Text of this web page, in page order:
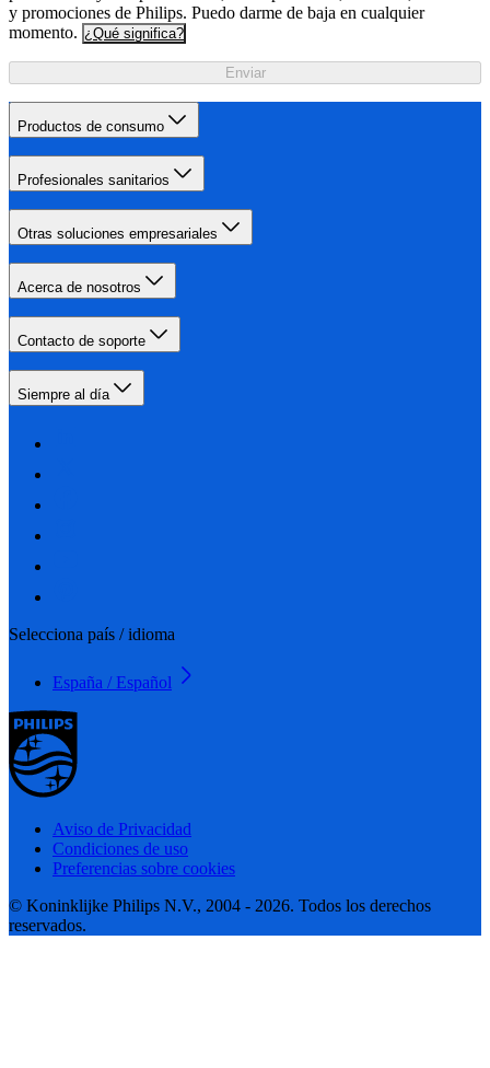
y promociones de Philips. Puedo darme de baja en cualquier
momento. ¿Qué significa?
Enviar
Productos de consumo
Profesionales sanitarios
Otras soluciones empresariales
Acerca de nosotros
Contacto de soporte
Siempre al día
Selecciona país / idioma
España / Español
Aviso de Privacidad
Condiciones de uso
Preferencias sobre cookies
© Koninklijke Philips N.V., 2004 - 2026. Todos los derechos
reservados.